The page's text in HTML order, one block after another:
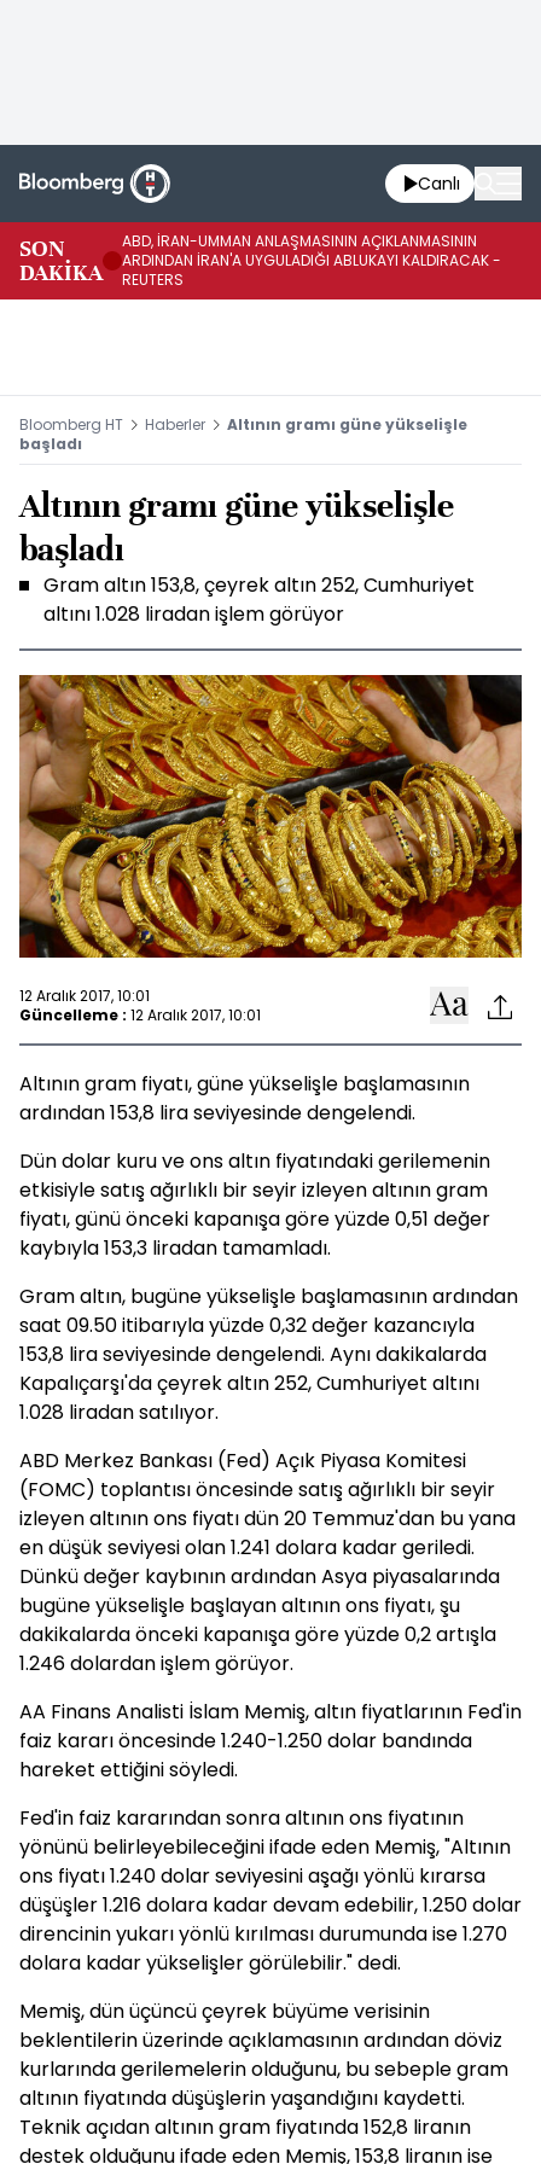
Canlı
SON
DAKİKA
ABD, İRAN-UMMAN ANLAŞMASININ AÇIKLANMASININ
ARDINDAN İRAN'A UYGULADIĞI ABLUKAYI KALDIRACAK -
REUTERS
Bloomberg HT Haberler
Altının gramı güne yükselişle
başladı
Altının gramı güne yükselişle
başladı
Gram altın 153,8, çeyrek altın 252, Cumhuriyet
altını 1.028 liradan işlem görüyor
12 Aralık 2017, 10:01
Güncelleme : 12 Aralık 2017, 10:01
Altının gram fiyatı, güne yükselişle başlamasının
ardından 153,8 lira seviyesinde dengelendi.
Dün dolar kuru ve ons altın fiyatındaki gerilemenin
etkisiyle satış ağırlıklı bir seyir izleyen altının gram
fiyatı, günü önceki kapanışa göre yüzde 0,51 değer
kaybıyla 153,3 liradan tamamladı.
Gram altın, bugüne yükselişle başlamasının ardından
saat 09.50 itibarıyla yüzde 0,32 değer kazancıyla
153,8 lira seviyesinde dengelendi. Aynı dakikalarda
Kapalıçarşı'da çeyrek altın 252, Cumhuriyet altını
1.028 liradan satılıyor.
ABD Merkez Bankası (Fed) Açık Piyasa Komitesi
(FOMC) toplantısı öncesinde satış ağırlıklı bir seyir
izleyen altının ons fiyatı dün 20 Temmuz'dan bu yana
en düşük seviyesi olan 1.241 dolara kadar geriledi.
Dünkü değer kaybının ardından Asya piyasalarında
bugüne yükselişle başlayan altının ons fiyatı, şu
dakikalarda önceki kapanışa göre yüzde 0,2 artışla
1.246 dolardan işlem görüyor.
AA Finans Analisti İslam Memiş, altın fiyatlarının Fed'in
faiz kararı öncesinde 1.240-1.250 dolar bandında
hareket ettiğini söyledi.
Fed'in faiz kararından sonra altının ons fiyatının
yönünü belirleyebileceğini ifade eden Memiş, "Altının
ons fiyatı 1.240 dolar seviyesini aşağı yönlü kırarsa
düşüşler 1.216 dolara kadar devam edebilir, 1.250 dolar
direncinin yukarı yönlü kırılması durumunda ise 1.270
dolara kadar yükselişler görülebilir." dedi.
Memiş, dün üçüncü çeyrek büyüme verisinin
beklentilerin üzerinde açıklamasının ardından döviz
kurlarında gerilemelerin olduğunu, bu sebeple gram
altının fiyatında düşüşlerin yaşandığını kaydetti.
Teknik açıdan altının gram fiyatında 152,8 liranın
destek olduğunu ifade eden Memiş, 153,8 liranın ise